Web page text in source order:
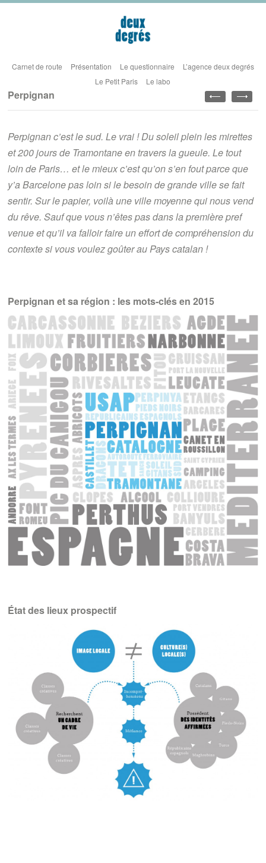
Carnet de route Présentation Le questionnaire
L’agence deux degrés
Le Petit Paris
Le labo
Perpignan
Perpignan c’est le sud. Le vrai ! Du soleil plein les mirettes
et 200 jours de Tramontane en travers la gueule. Le tout
loin de Paris… et le mieux c’est qu’on s’en fout parce que
y’a Barcelone pas loin si le besoin de grande ville se fait
sentir. Sur le papier, voilà une ville moyenne qui nous vend
du rêve. Sauf que vous n’êtes pas dans la première pref
venue et qu’il va falloir faire un effort de compréhension du
contexte si vous voulez goûter au Pays catalan !
Perpignan et sa région : les mots-clés en 2015
État des lieux prospectif